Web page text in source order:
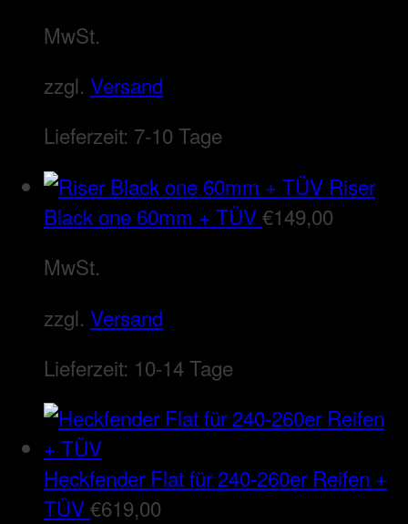
MwSt.
zzgl. Versand
Lieferzeit: 7-10 Tage
Riser
Black one 60mm + TÜV€149,00
MwSt.
zzgl. Versand
Lieferzeit: 10-14 Tage
Heckfender Flat für 240-260er Reifen +
TÜV€619,00